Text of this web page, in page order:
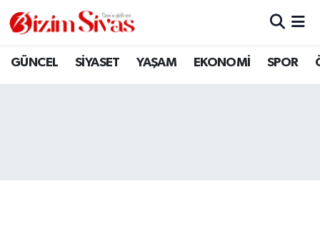
GÜNCEL SİYASET YAŞAM EKONOMİ SPOR
ARAMIZDAN AYRILANLAR
Sivas Nöbetçi Eczaneler